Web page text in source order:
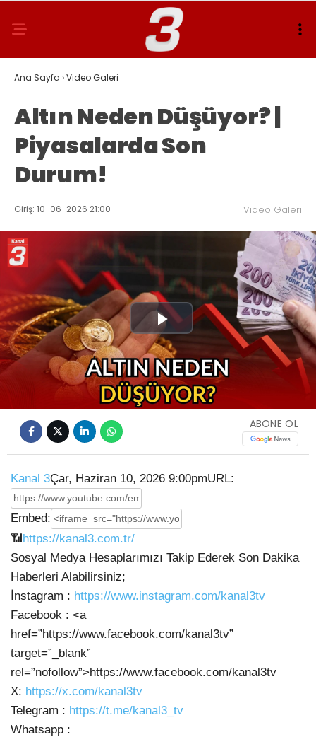
Ana Sayfa ›Video Galeri
Altın Neden Düşüyor? |
Piyasalarda Son
Durum!
Giriş: 10-06-2026 21:00 Video Galeri
Play
Video
ABONE OL
Kanal 3Çar, Haziran 10, 2026 9:00pmURL:
Embed:
📶https://kanal3.com.tr/
Sosyal Medya Hesaplarımızı Takip Ederek Son Dakika
Haberleri Alabilirsiniz;
İnstagram : https://www.instagram.com/kanal3tv
Facebook : <a
href=”https://www.facebook.com/kanal3tv”
target=”_blank”
rel=”nofollow”>https://www.facebook.com/kanal3tv
X: https://x.com/kanal3tv
Telegram : https://t.me/kanal3_tv
Whatsapp :